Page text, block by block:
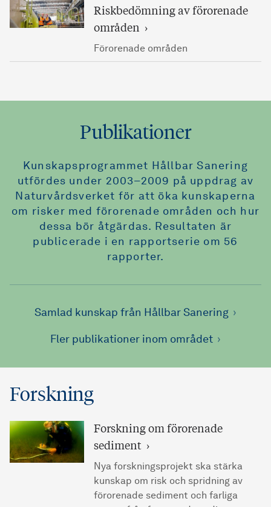
Riskbedömning av förorenade
områden
Förorenade områden
Publikationer
Kunskapsprogrammet Hållbar Sanering
utfördes under 2003–2009 på uppdrag av
Naturvårdsverket för att öka kunskaperna
om risker med förorenade områden och hur
dessa bör åtgärdas. Resultaten är
publicerade i en rapportserie om 56
rapporter.
Samlad kunskap från Hållbar Sanering
Fler publikationer inom området
Forskning
Forskning om förorenade
sediment
Nya forskningsprojekt ska stärka
kunskap om risk och spridning av
förorenade sediment och farliga